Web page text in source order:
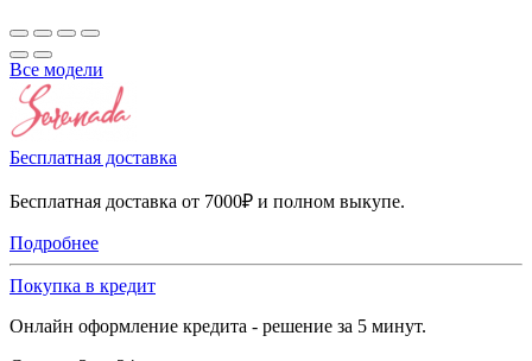
Все модели
Бесплатная доставка
Бесплатная доставка от 7000₽ и полном выкупе.
Подробнее
Покупка в кредит
Онлайн оформление кредита - решение за 5 минут.